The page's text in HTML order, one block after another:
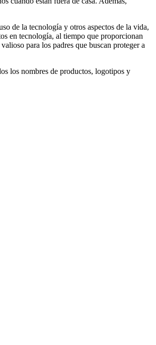
de la tecnología y otros aspectos de la vida,
en tecnología, al tiempo que proporcionan
para los padres que buscan proteger a
los nombres de productos, logotipos y